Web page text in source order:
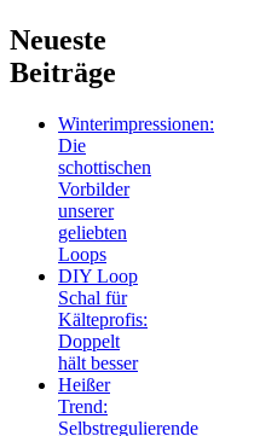
Neueste
Beiträge
Winterimpressionen:
Die
schottischen
Vorbilder
unserer
geliebten
Loops
DIY Loop
Schal für
Kälteprofis:
Doppelt
hält besser
Heißer
Trend:
Selbstregulierende